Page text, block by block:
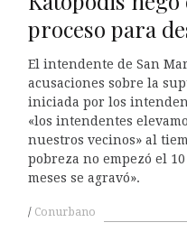
proceso para
El intendente de San
acusaciones sobre la
iniciada por los
«los intendentes
nuestros vecinos» al
pobreza no empezó el
meses se agravó».
Conurbano